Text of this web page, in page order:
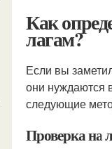
Как
лагам?
Если вы
они нуждаются
следующие
Проверка на